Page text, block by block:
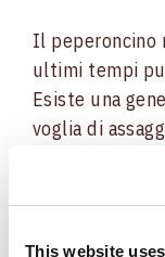
This website
Il peperoncino
ultimi tempi
Esiste una
voglia di
presidente
Ingrediente